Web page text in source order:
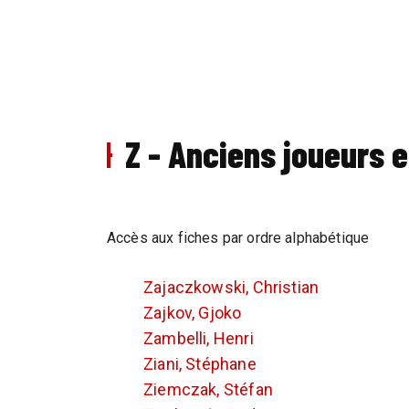
Z - Anciens joueurs
Accès aux fiches par ordre alphabétique
Zajaczkowski, Christian
Zajkov, Gjoko
Zambelli, Henri
Ziani, Stéphane
Ziemczak, Stéfan